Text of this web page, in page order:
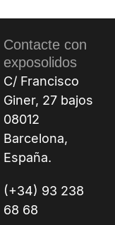
Contacte con
exposolidos
C/ Francisco
Giner, 27 bajos
08012
Barcelona,
España.
(+34) 93 238
68 68